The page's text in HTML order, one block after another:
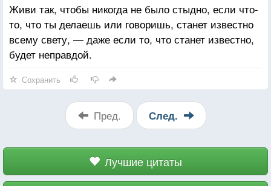
Живи так, чтобы никогда не было стыдно, если что-
то, что ты делаешь или говоришь, станет известно
всему свету, — даже если то, что станет известно,
будет неправдой.
Сохранить
Пред. След.
Лучшие цитаты